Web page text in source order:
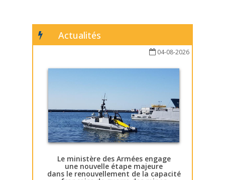
Actualités
04-08-2026
Le ministère des Armées engage
une nouvelle étape majeure
dans le renouvellement de la capacité